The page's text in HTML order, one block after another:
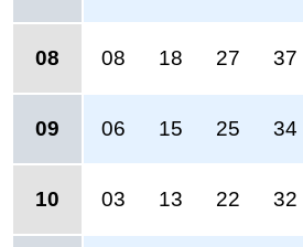
08 08 18 27 37
09 06 15 25 34
10 03 13 22 32